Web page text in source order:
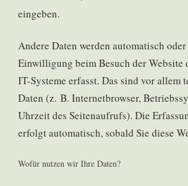
eingeben.
Andere Daten werden automatisch
Einwilligung beim Besuch der Website
IT-Systeme erfasst. Das sind vor allem
Daten (z. B. Internetbrowser,
Uhrzeit des Seitenaufrufs). Die
erfolgt automatisch, sobald Sie diese
Wofür nutzen wir Ihre Daten?